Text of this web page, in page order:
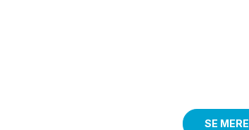
SE MERE